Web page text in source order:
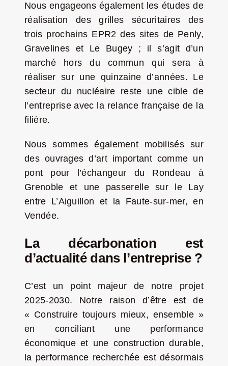
Nous engageons également les études de
réalisation des grilles sécuritaires des
trois prochains EPR2 des sites de Penly,
Gravelines et Le Bugey ; il s’agit d’un
marché hors du commun qui sera à
réaliser sur une quinzaine d’années. Le
secteur du nucléaire reste une cible de
l’entreprise avec la relance française de la
filière.
Nous sommes également mobilisés sur
des ouvrages d’art important comme un
pont pour l’échangeur du Rondeau à
Grenoble et une passerelle sur le Lay
entre L’Aiguillon et la Faute-sur-mer, en
Vendée.
La décarbonation est
d’actualité dans l’entreprise ?
C’est un point majeur de notre projet
2025-2030. Notre raison d’être est de
« Construire toujours mieux, ensemble »
en conciliant une performance
économique et une construction durable,
la performance recherchée est désormais